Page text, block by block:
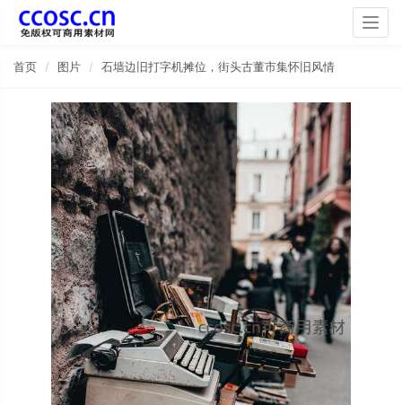
首页 图片 石墙边旧打字机摊位，街头古董市集怀旧风情